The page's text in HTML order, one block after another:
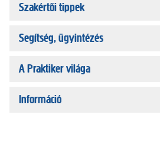
Szakértői tippek
Segítség, ügyintézés
A Praktiker világa
Információ